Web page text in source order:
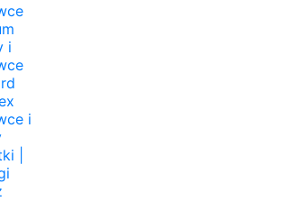
i
i
|